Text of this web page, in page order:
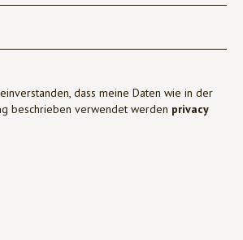
dass meine Daten wie in der
beschrieben verwendet werden privacy